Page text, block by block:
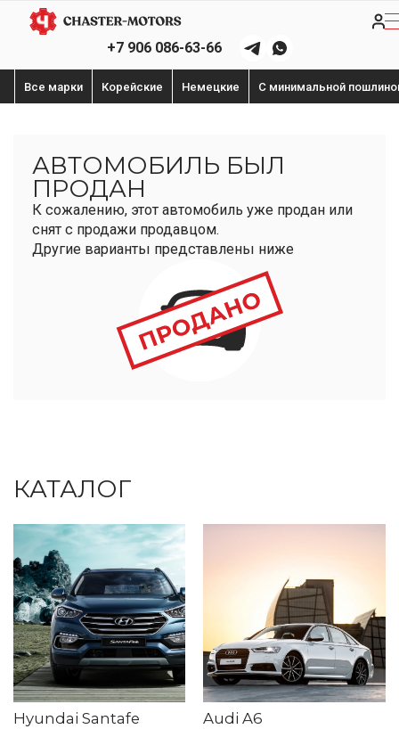
+7 906 086-63-66
Все марки Корейские Немецкие С минимальной
АВТОМОБИЛЬ БЫЛ
ПРОДАН
К сожалению, этот автомобиль уже продан или
снят с продажи продавцом.
Другие варианты представлены ниже
КАТАЛОГ
Hyundai Santafe Audi A6